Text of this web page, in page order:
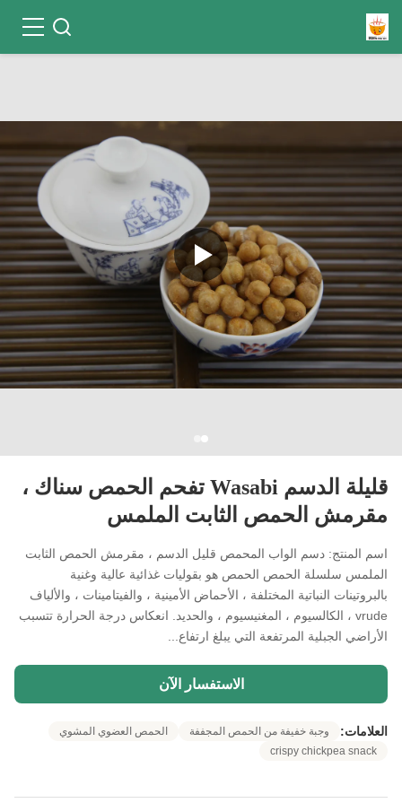
قليلة الدسم Wasabi تفحم الحمص سناك ،
مقرمش الحمص الثابت الملمس
اسم المنتج: دسم الواب المحمص قليل الدسم ، مقرمش الحمص الثابت
الملمس سلسلة الحمص الحمص هو بقوليات غذائية عالية وغنية
بالبروتينات النباتية المختلفة ، الأحماض الأمينية ، والفيتامينات ، والألياف
vrude ، الكالسيوم ، المغنيسيوم ، والحديد. انعكاس درجة الحرارة تتسبب
الأراضي الجبلية المرتفعة التي يبلغ ارتفاع...
الاستفسار الآن
العلامات: وجبة خفيفة من الحمص المجففة
الحمص العضوي المشوي
crispy chickpea snack